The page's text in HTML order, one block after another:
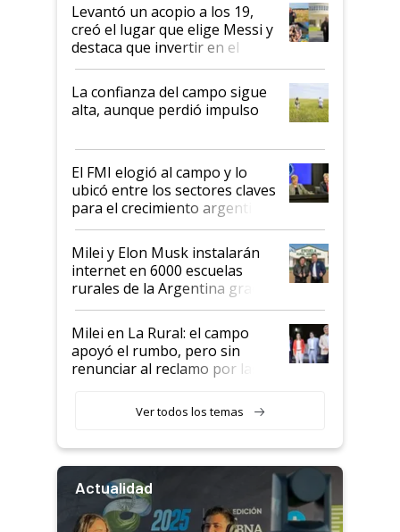
Levantó un acopio a los 19,
creó el lugar que elige Messi y
destaca que invertir en el
kirchnerismo era como "darle
plata a un hijo para droga":
Juan Félix Rossetti, el libertario
que de una dura crisis salió
de Milei
La confianza del campo sigue
alta, aunque perdió impulso
El FMI elogió al campo y lo
ubicó entre los sectores claves
para el crecimiento argentino
Milei y Elon Musk instalarán
internet en 6000 escuelas
rurales de la Argentina gracias
a un acuerdo con Starlink
Milei en La Rural: el campo
apoyó el rumbo, pero sin
renunciar al reclamo por las
Ver todos los temas
Actualidad